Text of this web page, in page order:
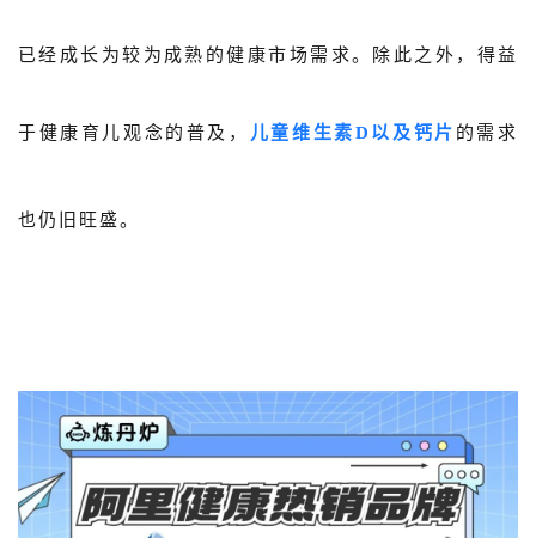
已经成长为较为成熟的健康市场需求。除此之外，得益
于健康育儿观念的普及， 儿童维生素D以及钙片 的需求
也仍旧旺盛。